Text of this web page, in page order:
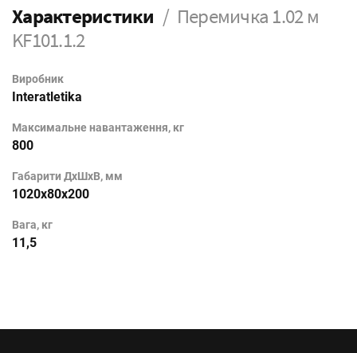
Характеристики
Перемичка 1.02 м
KF101.1.2
Виробник
Interatletika
Максимальне навантаження, кг
800
Габарити ДхШхВ, мм
1020x80x200
Вага, кг
11,5